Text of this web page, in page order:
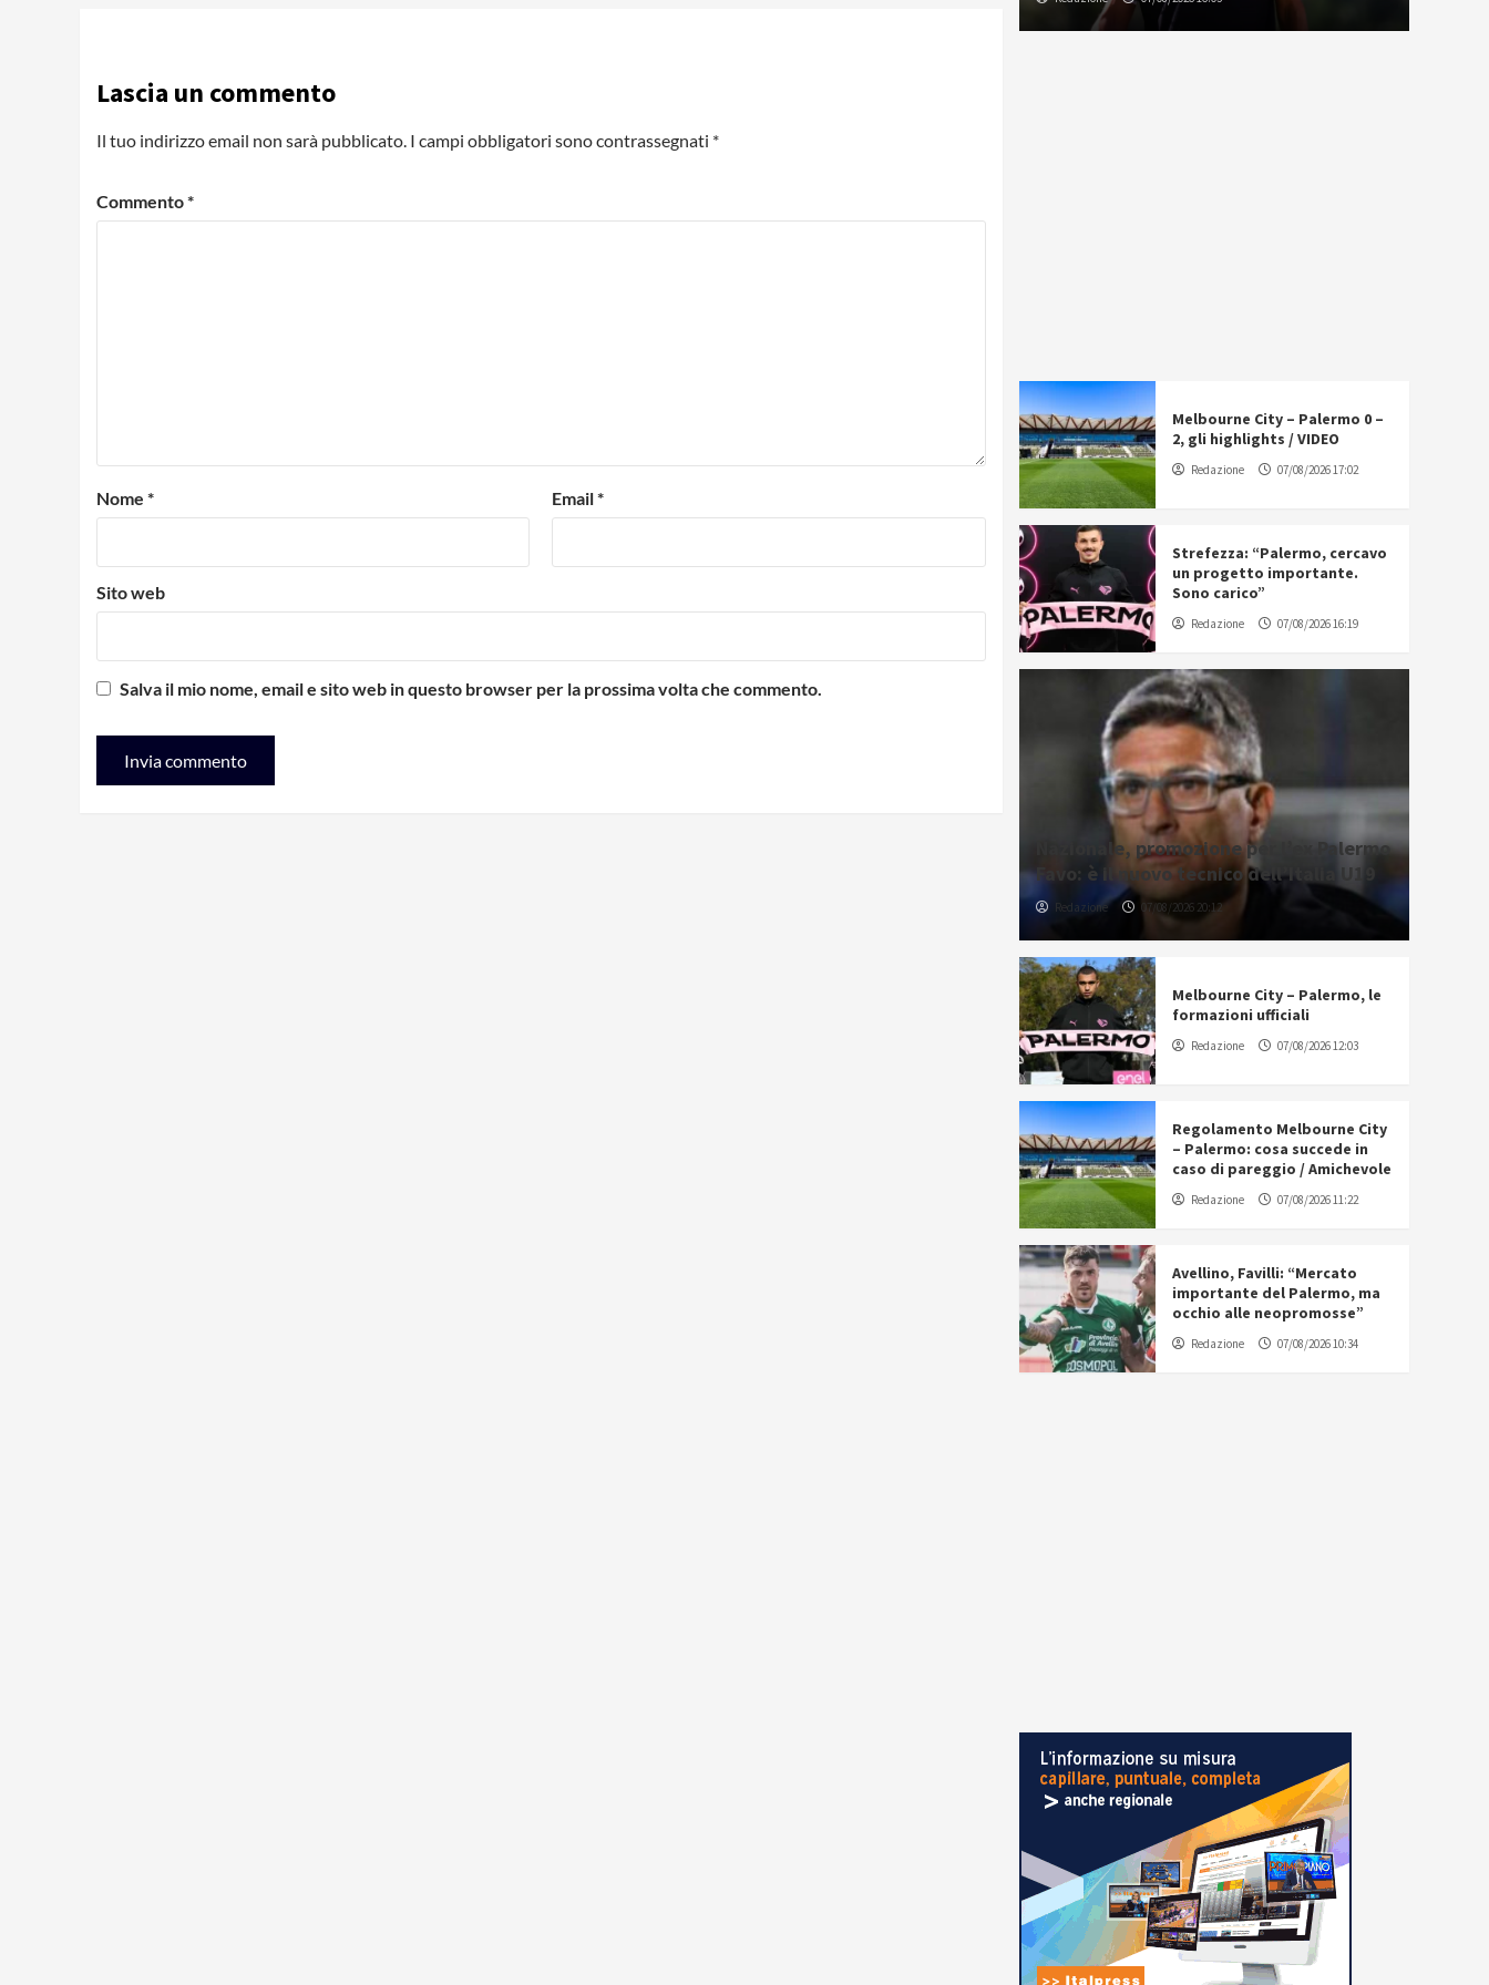
Lascia un commento
Il tuo indirizzo email non sarà pubblicato. I campi obbligatori sono contrassegnati *
Commento*
Nome * Email*
Sito web
Salva il mio nome, email e sito web in questo browser per la prossima volta che commento.
Melbourne City – Palermo 0 –
2, gli highlights / VIDEO
Redazione 07/08/2026 17:02
Strefezza: “Palermo, cercavo
un progetto importante.
Sono carico”
Redazione 07/08/2026 16:19
Nazionale, promozione per l’ex Palermo
Favo: è il nuovo tecnico dell’Italia U19
Redazione 07/08/2026 20:12
Melbourne City – Palermo, le
formazioni ufficiali
Redazione 07/08/2026 12:03
Regolamento Melbourne City
– Palermo: cosa succede in
caso di pareggio / Amichevole
Redazione 07/08/2026 11:22
Avellino, Favilli: “Mercato
importante del Palermo, ma
occhio alle neopromosse”
Redazione 07/08/2026 10:34